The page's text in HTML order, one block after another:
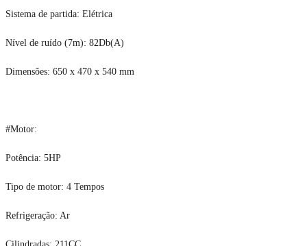
Sistema de partida: Elétrica
Nível de ruído (7m): 82Db(A)
Dimensões: 650 x 470 x 540 mm
#Motor:
Potência: 5HP
Tipo de motor: 4 Tempos
Refrigeração: Ar